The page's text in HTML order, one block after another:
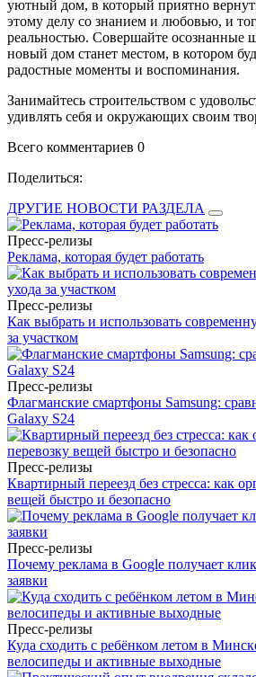
уютный дом, в который приятно
этому делу со знанием и любовью, и
реальностью. Совершайте осознанные
новый дом станет местом, в котором
радостные моменты и воспоминания.
Занимайтесь строительством с
удивлять себя и окружающих своим
Всего комментариев 0
Поделиться:
ДРУГИЕ НОВОСТИ РАЗДЕЛА
Пресс-релизы
Реклама, которая будет работать
Пресс-релизы
Как выбрать и использовать
за участком
Пресс-релизы
Флагманские смартфоны Samsung:
Galaxy S24
Пресс-релизы
Квартирный переезд без стресса: как
вещей быстро и безопасно
Пресс-релизы
Почему реклама в Google получает
заявки
Пресс-релизы
Куда сходить с ребёнком летом в
велосипеды и активные выходные